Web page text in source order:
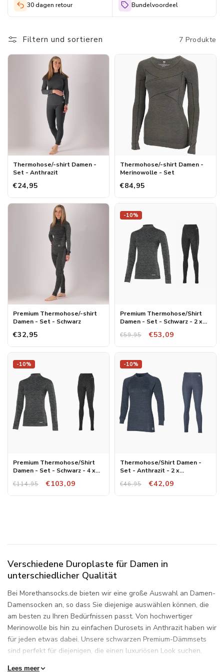
optimale thermische isolatie en vochtregulatie. Hierdoor blijf je
droog en comfortabel, ongeacht de omstandigheden. Onze
er altijd goed uitziet.
30 dagen retour Bundelvoordeel
Filtern und sortieren 7 Produkte
Thermohose/-shirt Damen -
Set - Anthrazit
€24,95
Thermohose/-shirt Damen -
Merinowolle - Set
€84,95
Premium Thermohose/-shirt
Damen - Set - Schwarz
€32,95
-10%
Premium Thermohose/Shirt
Damen - Set - Schwarz - 2 x
€59,95 €53,09
-10%
Premium Thermohose/Shirt
Damen - Set - Schwarz - 4 x
€114,95 €103,09
-10%
Thermohose/Shirt Damen -
Set - Anthrazit - 2 x
€46,95 €42,09
Verschiedene Duroplaste für Damen in
unterschiedlicher Qualität
Bei Morethansocks.de bieten wir eine große Auswahl an Damen-
Damensocken an, so dass Sie diejenige auswählen können, die
am besten zu Ihren Bedürfnissen passt. Von hochwertiger
Merinowolle bis hin zu einfachen Durosets in Anthrazit haben wir
für jeden etwas dabei. Unsere schwarzen Premium-Dämmsets
sind perfekt für diejenigen, die einen luxuriösen Look suchen,
Lees meer